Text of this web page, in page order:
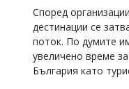
статиите
въвеждат
читателите
Според
дестинации се
поток. По думите
увеличено време
България като